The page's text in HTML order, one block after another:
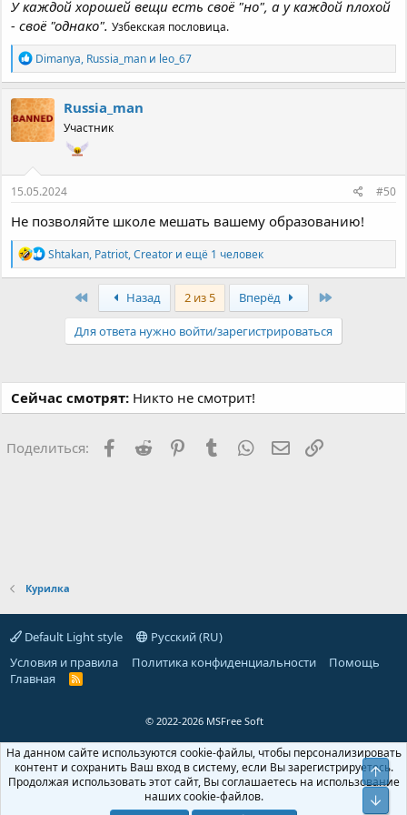
У каждой хорошей вещи есть своё "но", а у каждой плохой
- своё "однако". Узбекская пословица.
Р
е
а
к
ц
и
и
Dimanya, Russia_man и leo_67
Russia_man
Участник
15.05.2024 #50
Не позволяйте школе мешать вашему образованию!
Р
е
а
Shtakan, Patriot,Creator и ещё 1 человек
ПервыйНазад 2 из 5 Вперёд
Для ответа нужно войти/зарегистрироваться
Сейчас смотрят: Никто не смотрит!
Поделиться: Facebook
Reddit PinterestTumblr WhatsAppЭлектронная
Курилка
Default Light style
Русский (RU)
Условия и правила
Политика конфиденциальности
Помощь
Главная
R
© 2022-2026 MSFree Soft
На данном сайте используются cookie-файлы, чтобы персонализировать
контент и сохранить Ваш вход в систему, если Вы зарегистрируетесь.
Продолжая использовать этот сайт, Вы соглашаетесь на использование
наших cookie-файлов.
Верх
Низ